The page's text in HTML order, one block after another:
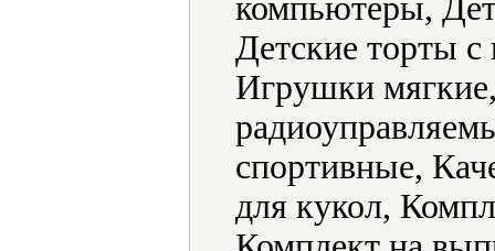
компьютеры,
Детские торты
Игрушки
спортивные,
для кукол,